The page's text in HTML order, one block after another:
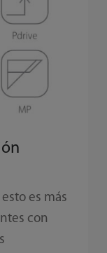
es más
con